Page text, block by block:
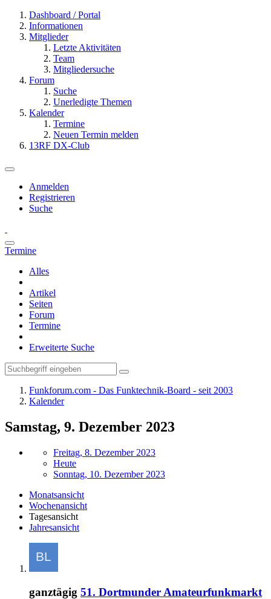
Dashboard / Portal
Informationen
Mitglieder
Letzte Aktivitäten
Team
Mitgliedersuche
Forum
Suche
Unerledigte Themen
Kalender
Termine
Neuen Termin melden
13RF DX-Club
Anmelden
Registrieren
Suche
Termine
Alles
Artikel
Seiten
Forum
Termine
Erweiterte Suche
Funkforum.com - Das Funktechnik-Board - seit 2003
Kalender
Samstag, 9. Dezember 2023
Freitag, 8. Dezember 2023
Heute
Sonntag, 10. Dezember 2023
Monatsansicht
Wochenansicht
Tagesansicht
Jahresansicht
ganztägig 51. Dortmunder Amateurfunkmarkt